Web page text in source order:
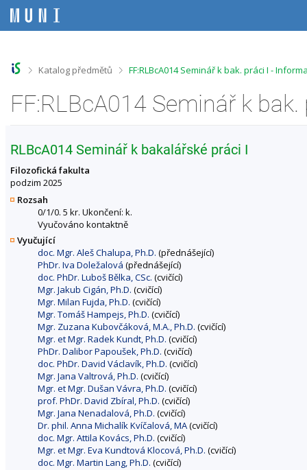
e
e
e
e
>Katalog předmětů >
FF:RLBcA014 Seminář k bak. práci I -
FF:RLBcA014 Seminář k
RLBcA014 Seminář k bakalářské práci I
Filozofická fakulta
podzim 2025
Rozsah
0/1/0. 5 kr. Ukončení: k.
Vyučováno kontaktně
Vyučující
doc. Mgr. Aleš Chalupa, Ph.D. (přednášející)
PhDr. Iva Doležalová (přednášející)
doc. PhDr. Luboš Bělka, CSc. (cvičící)
Mgr. Jakub Cigán, Ph.D. (cvičící)
Mgr. Milan Fujda, Ph.D. (cvičící)
Mgr. Tomáš Hampejs, Ph.D. (cvičící)
Mgr. Zuzana Kubovčáková, M.A., Ph.D. (cvičící)
Mgr. et Mgr. Radek Kundt, Ph.D. (cvičící)
PhDr. Dalibor Papoušek, Ph.D. (cvičící)
doc. PhDr. David Václavík, Ph.D. (cvičící)
Mgr. Jana Valtrová, Ph.D. (cvičící)
Mgr. et Mgr. Dušan Vávra, Ph.D. (cvičící)
prof. PhDr. David Zbíral, Ph.D. (cvičící)
Mgr. Jana Nenadalová, Ph.D. (cvičící)
Dr. phil. Anna Michalík Kvíčalová, MA(cvičící)
doc. Mgr. Attila Kovács, Ph.D. (cvičící)
Mgr. et Mgr. Eva Kundtová Klocová, Ph.D. (cvičící)
doc. Mgr. Martin Lang, Ph.D. (cvičící)